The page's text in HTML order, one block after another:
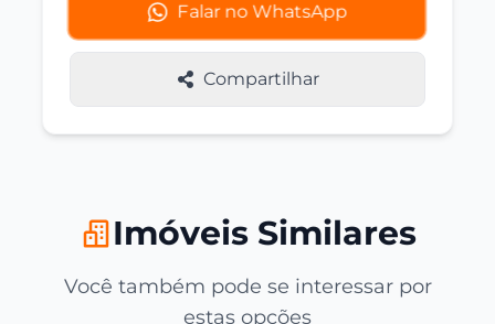
Falar no WhatsApp
Compartilhar
Imóveis Similares
Você também pode se interessar por
estas opções